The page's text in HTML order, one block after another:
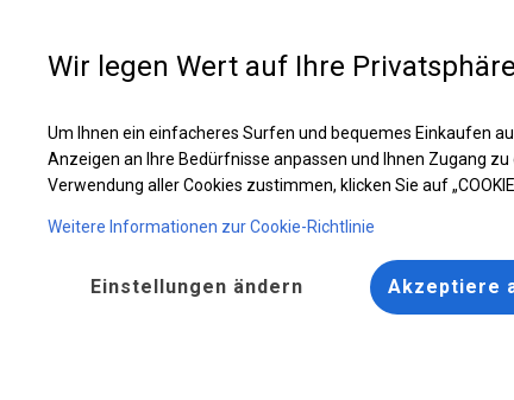
Solides Lager- und Garagenzelt | 4x8 m
Wir legen Wert auf Ihre
Um Ihnen ein einfacheres Surfen und bequemes Einkaufen
Anzeigen an Ihre Bedürfnisse anpassen und Ihnen Zugang
Verwendung aller Cookies zustimmen, klicken Sie auf
Weitere Informationen zur Cookie-Richtlinie
Einstellungen ändern Akzeptiere